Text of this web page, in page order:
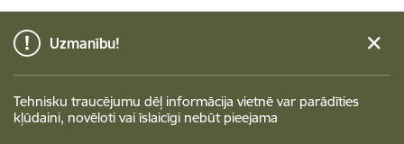
Uzmanību!
Tehnisku traucējumu dēļ informācija vietnē var parādīties
kļūdaini, novēloti vai īslaicīgi nebūt pieejama